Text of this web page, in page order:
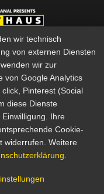
wir technisch
von externen Diensten
wir zur
von Google Analytics
Pinterest (Social
diese Dienste
Ihre
Cookie-
widerrufen. Weitere